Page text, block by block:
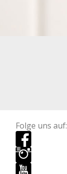
Folge uns auf: